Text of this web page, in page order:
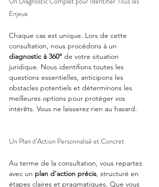
Enjeux
Chaque cas est unique. Lors de cette
consultation, nous procédons à un
diagnostic à 360° de votre situation
juridique. Nous identifions toutes les
questions essentielles, anticipons les
obstacles potentiels et déterminons les
meilleures options pour protéger vos
intérêts. Vous ne laisserez rien au hasard.
Un Plan d’Action Personnalisé et Concret
Au terme de la consultation, vous repartez
avec un plan d’action précis, structuré en
étapes claires et pragmatiques. Que vous